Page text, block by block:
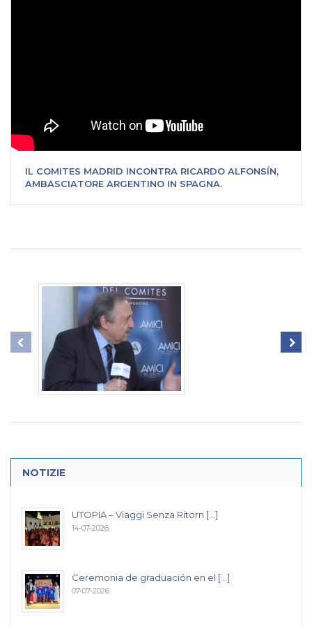
IL COMITES MADRID INCONTRA RICARDO ALFONSÍN,
AMBASCIATORE ARGENTINO IN SPAGNA.
NOTIZIE
UTOPIA – Viaggi Senza Ritorn [...]
14-07-2026
Ceremonia de graduación en el [...]
07-07-2026